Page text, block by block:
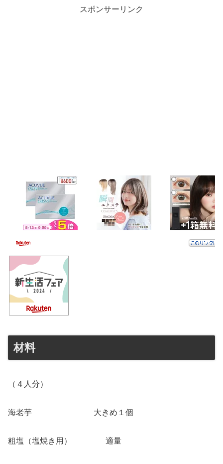
スポンサーリンク
材料
（４人分）
海老芋 大きめ１個
粗塩（塩焼き用） 適量